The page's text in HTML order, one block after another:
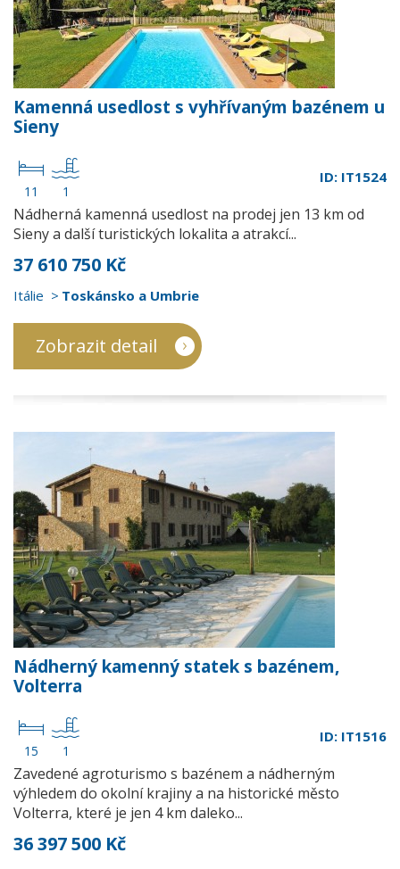
Kamenná usedlost s vyhřívaným bazénem u
Sieny
11 1
ID: IT1524
Nádherná kamenná usedlost na prodej jen 13 km od
Sieny a další turistických lokalita a atrakcí...
37 610 750 Kč
Itálie Toskánsko a Umbrie
Zobrazit detail
Nádherný kamenný statek s bazénem,
Volterra
15 1
ID: IT1516
Zavedené agroturismo s bazénem a nádherným
výhledem do okolní krajiny a na historické město
Volterra, které je jen 4 km daleko...
36 397 500 Kč